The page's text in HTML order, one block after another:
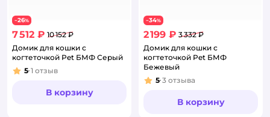
−26%
7 512 ₽ 10 152 ₽
Домик для кошки с
когтеточкой Pet БМФ Серый
Рейтинг:
5 1 отзыв
В корзину
−34%
2 199 ₽ 3 332 ₽
Домик для кошки с
когтеточкой Pet БМФ
Бежевый
Рейтинг:
5 3 отзыва
В корзину